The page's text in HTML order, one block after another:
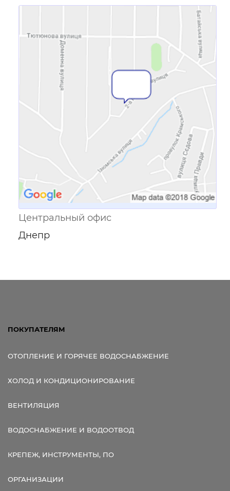
Ссылка для мобильных устройств
Центральный офис
Днепр
ПОКУПАТЕЛЯМ
ОТОПЛЕНИЕ И ГОРЯЧЕЕ ВОДОСНАБЖЕНИЕ
ХОЛОД И КОНДИЦИОНИРОВАНИЕ
ВЕНТИЛЯЦИЯ
ВОДОСНАБЖЕНИЕ И ВОДООТВОД
КРЕПЕЖ, ИНСТРУМЕНТЫ, ПО
ОРГАНИЗАЦИИ